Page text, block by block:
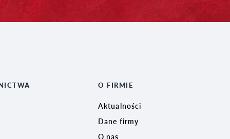
O FIRMIE
Aktualności
Dane firmy
O nas